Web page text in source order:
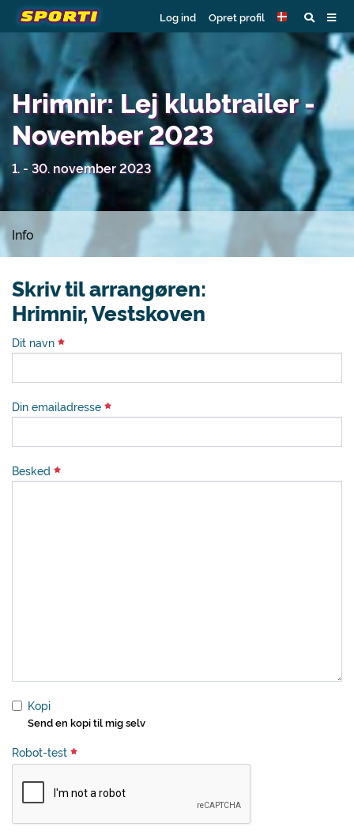
Log ind Opret profil
Hrimnir: Lej klubtrailer -
November 2023
1. - 30. november 2023
Info
Skriv til arrangøren:
Hrimnir, Vestskoven
Dit navn
Din emailadresse
Besked
Kopi
Send en kopi til mig selv
Robot-test